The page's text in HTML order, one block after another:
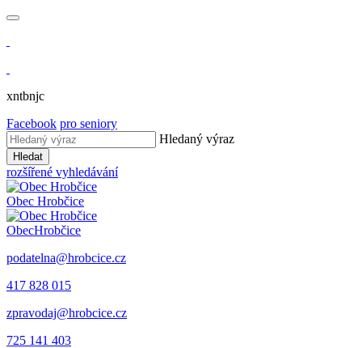
xntbnjc
Facebook pro seniory
Hledaný výraz
Hledat
rozšířené vyhledávání
Obec Hrobčice
ObecHrobčice
podatelna@hrobcice.cz
417 828 015
zpravodaj@hrobcice.cz
725 141 403